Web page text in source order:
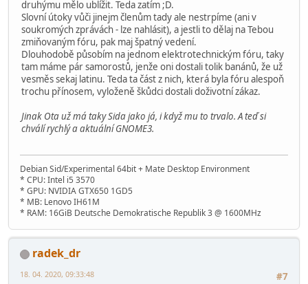
druhýmu mělo ublížit. Teda zatím ;D.
Slovní útoky vůči jinejm členům tady ale nestrpíme (ani v
soukromých zprávách - lze nahlásit), a jestli to dělaj na Tebou
zmiňovaným fóru, pak maj špatný vedení.
Dlouhodobě působím na jednom elektrotechnickým fóru, taky
tam máme pár samorostů, jenže oni dostali tolik banánů, že už
vesměs sekaj latinu. Teda ta část z nich, která byla fóru alespoň
trochu přínosem, vyloženě škůdci dostali doživotní zákaz.
Jinak Ota už má taky Sida jako já, i když mu to trvalo. A teď si
chválí rychlý a aktuální GNOME3.
Debian Sid/Experimental 64bit + Mate Desktop Environment
* CPU: Intel i5 3570
* GPU: NVIDIA GTX650 1GD5
* MB: Lenovo IH61M
* RAM: 16GiB Deutsche Demokratische Republik 3 @ 1600MHz
radek_dr
#7
18. 04. 2020, 09:33:48